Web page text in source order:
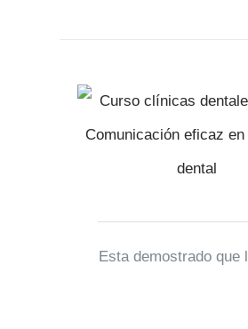
Esta demostrado que